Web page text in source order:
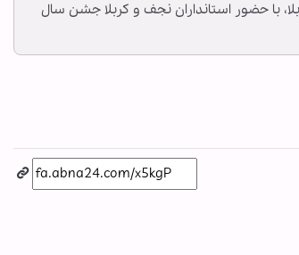
با حضور استانداران نجف و کربلا جشن سال
طرح جنجالی پارلمان ایتالیا برای
تشدید نظارت‌های امنیتی بر اقلیت‌